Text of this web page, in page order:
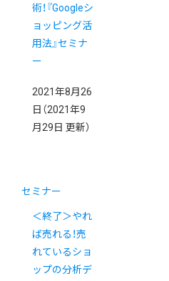
術！『Googleシ
ョッピング活
用法』セミナ
ー
2021年8月26
日 （2021年9
月29日 更新）
セミナー
＜終了＞やれ
ば売れる！売
れているショ
ップの分析デ